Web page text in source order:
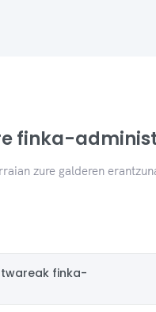
finka-
zure galderen
finka-